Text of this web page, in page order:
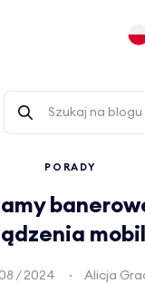
PORADY
/ 2024 Alicja